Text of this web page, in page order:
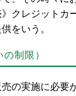
クレジットカ
をいう。
制限）
の実施に必要